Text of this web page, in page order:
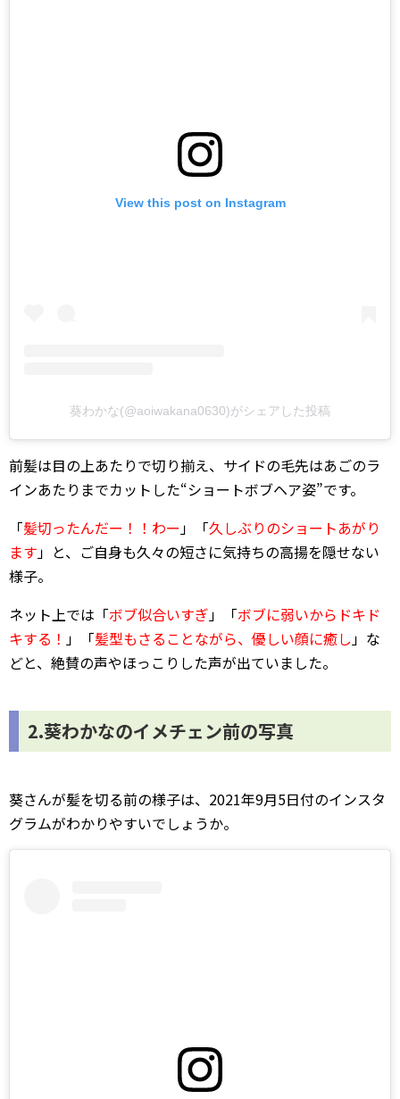
View this post on Instagram
葵わかな(@aoiwakana0630)がシェアした投稿
前髪は目の上あたりで切り揃え、サイドの毛先はあごのラ
インあたりまでカットした“ショートボブヘア姿”です。
「髪切ったんだー！！わー 」「久しぶりのショートあがり
ます 」と、ご自身も久々の短さに気持ちの高揚を隠せない
様子。
ネット上では「ボブ似合いすぎ 」「ボブに弱いからドキド
キする！ 」「髪型もさることながら、優しい顔に癒し 」な
どと、絶賛の声やほっこりした声が出ていました。
2.葵わかなのイメチェン前の写真
葵さんが髪を切る前の様子は、2021年9月5日付のインスタ
グラムがわかりやすいでしょうか。